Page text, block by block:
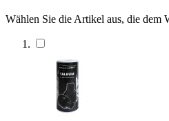
Wählen Sie die Artikel aus, die dem